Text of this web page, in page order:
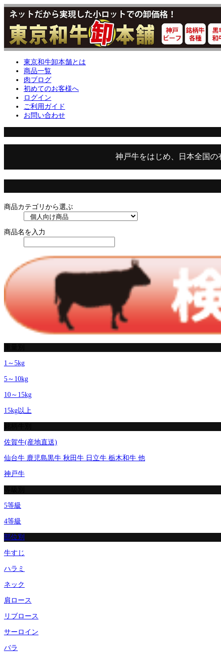
東京和牛卸本舗とは
商品一覧
肉ブログ
初めてのお客様へ
ログイン
ご利用ガイド
お問い合わせ
神戸牛をはじめ、日本全国
商品カテゴリから選ぶ
商品名を入力
1～5kg
5～10kg
10～15kg
15kg以上
佐賀牛(産地直送)
仙台牛 鹿児島黒牛 秋田牛 日立牛 栃木和牛 他
神戸牛
5等級
4等級
部位別
牛すじ
ハラミ
ネック
肩ロース
リブロース
サーロイン
バラ